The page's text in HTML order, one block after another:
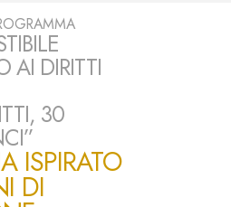
AI DIRITTI
30
ISPIRATO
DI